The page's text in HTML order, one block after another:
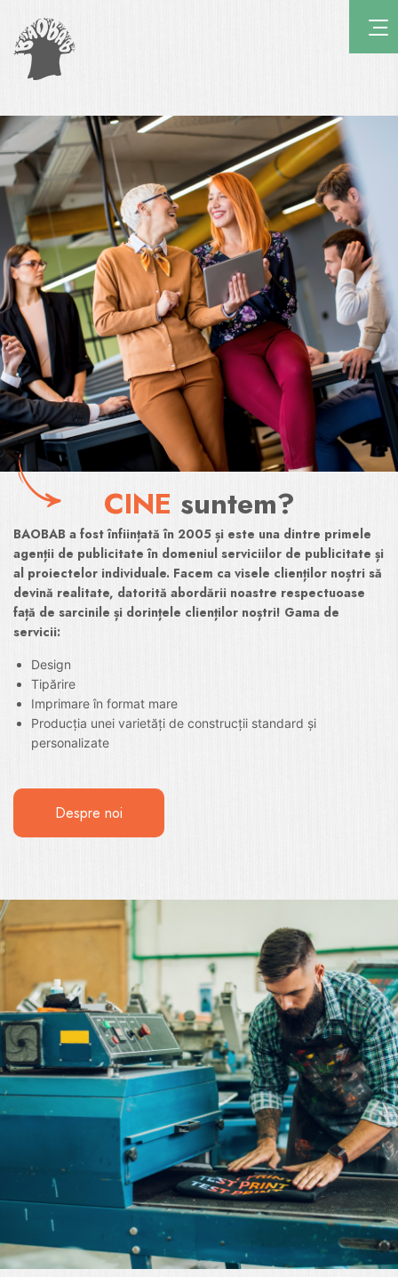
CINE suntem?
BAOBAB a fost înființată în 2005 și este una dintre primele
agenții de publicitate în domeniul serviciilor de publicitate și
al proiectelor individuale. Facem ca visele clienților noștri să
devină realitate, datorită abordării noastre respectuoase
față de sarcinile și dorințele clienților noștri! Gama de
servicii:
Design
Tipărire
Imprimare în format mare
Producția unei varietăți de construcții standard și
personalizate
Despre noi